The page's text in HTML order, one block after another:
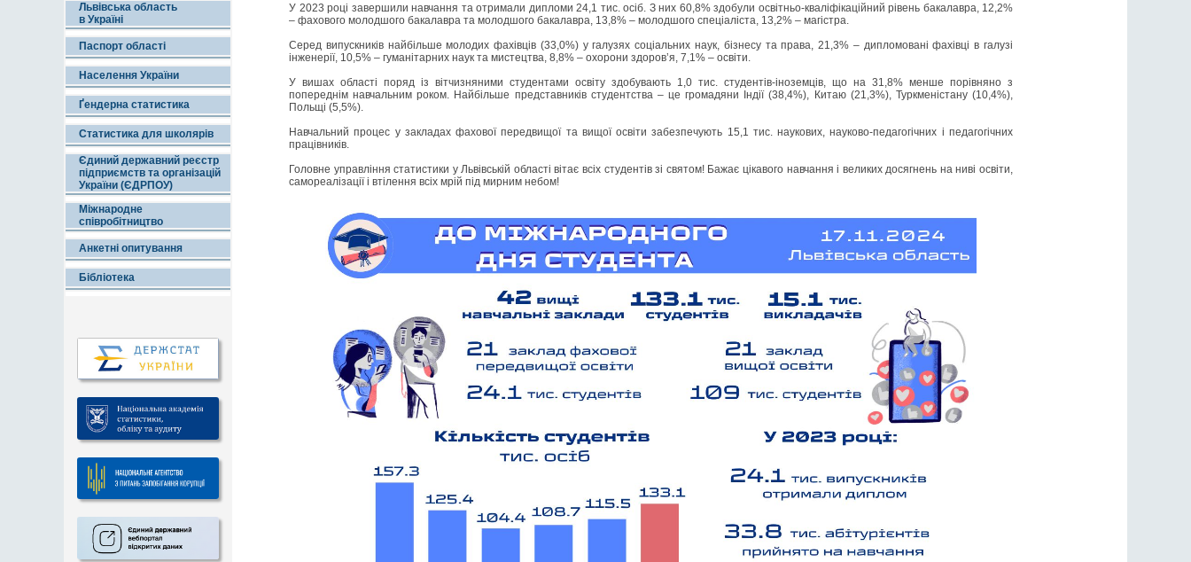
Львівська область
в Україні
Паспорт області
Населення України
Ґендерна статистика
Статистика для школярів
Єдиний державний реєстр
підприємств та організацій
України (ЄДРПОУ)
Міжнародне
співробітництво
Анкетні опитування
Бібліотека
У 2023 році завершили навчання та отримали дипломи 24,1 тис. осіб. З них 60,8% здобули освітньо-кваліфікаційний рівень бакалавра, 12,2%
– фахового молодшого бакалавра та молодшого бакалавра, 13,8% – молодшого спеціаліста, 13,2% – магістра.
Серед випускників найбільше молодих фахівців (33,0%) у галузях соціальних наук, бізнесу та права, 21,3% – дипломовані фахівці в галузі
інженерії, 10,5% – гуманітарних наук та мистецтва, 8,8% – охорони здоров’я, 7,1% – освіти.
У вишах області поряд із вітчизняними студентами освіту здобувають 1,0 тис. студентів-іноземців, що на 31,8% менше порівняно з
попереднім навчальним роком. Найбільше представників студентства – це громадяни Індії (38,4%), Китаю (21,3%), Туркменістану (10,4%),
Польщі (5,5%).
Навчальний процес у закладах фахової передвищої та вищої освіти забезпечують 15,1 тис. наукових, науково-педагогічних і педагогічних
працівників.
Головне управління статистики у Львівській області вітає всіх студентів зі святом! Бажає цікавого навчання і великих досягнень на ниві освіти,
самореалізації і втілення всіх мрій під мирним небом!